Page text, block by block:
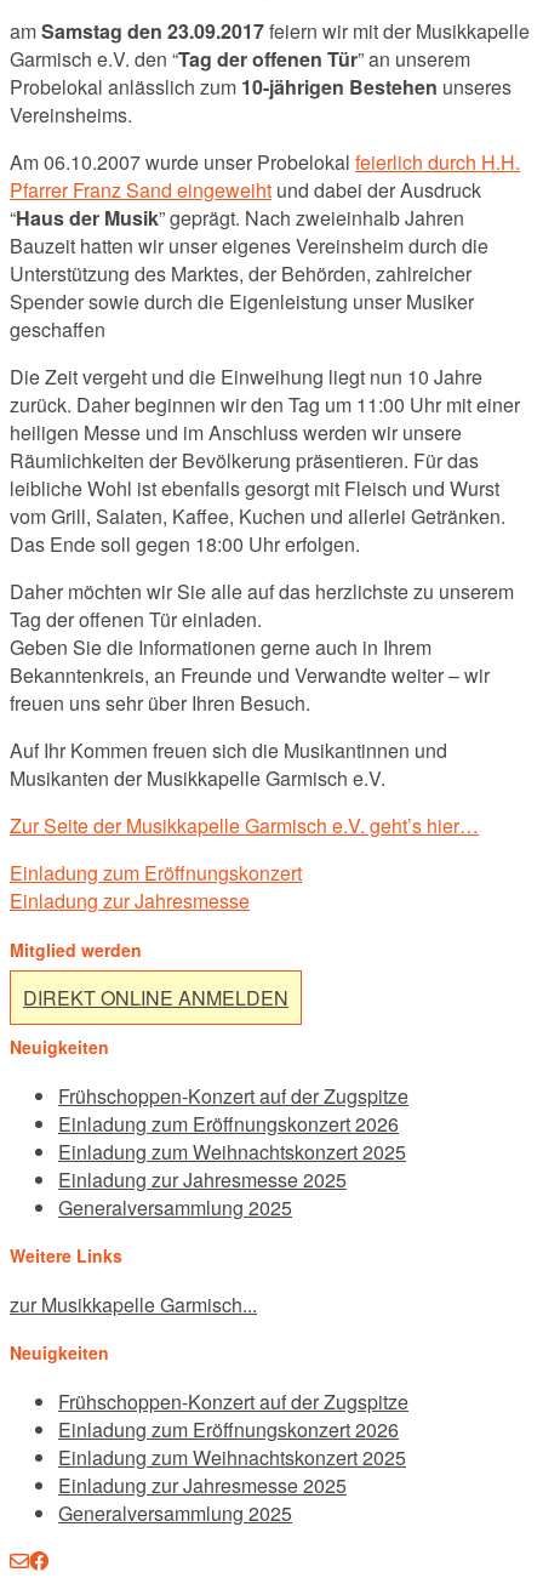
amSamstag den 23.09.2017feiern wir mit der Musikkapelle
Garmisch e.V. den “Tag der offenen Tür” an unserem
Probelokal anlässlich zum 10-jährigen Bestehen unseres
Vereinsheims.
Am 06.10.2007 wurde unser Probelokal feierlich durch H.H.
Pfarrer Franz Sand eingeweiht und dabei der Ausdruck
“Haus der Musik” geprägt. Nach zweieinhalb Jahren
Bauzeit hatten wir unser eigenes Vereinsheim durch die
Unterstützung des Marktes, der Behörden, zahlreicher
Spender sowie durch die Eigenleistung unser Musiker
geschaffen
Die Zeit vergeht und die Einweihung liegt nun 10 Jahre
zurück. Daher beginnen wir den Tag um 11:00 Uhr mit einer
heiligen Messe und im Anschluss werden wir unsere
Räumlichkeiten der Bevölkerung präsentieren. Für das
leibliche Wohl ist ebenfalls gesorgt mit Fleisch und Wurst
vom Grill, Salaten, Kaffee, Kuchen und allerlei Getränken.
Das Ende soll gegen 18:00 Uhr erfolgen.
Daher möchten wir Sie alle auf das herzlichste zu unserem
Tag der offenen Tür einladen.
Geben Sie die Informationen gerne auch in Ihrem
Bekanntenkreis, an Freunde und Verwandte weiter – wir
freuen uns sehr über Ihren Besuch.
Auf Ihr Kommen freuen sich die Musikantinnen und
Musikanten der Musikkapelle Garmisch e.V.
Zur Seite der Musikkapelle Garmisch e.V. geht’s hier…
Post
navigation
Einladung zum Eröffnungskonzert
Einladung zur Jahresmesse
Mitglied werden
DIREKT ONLINE ANMELDEN
Neuigkeiten
Frühschoppen-Konzert auf der Zugspitze
Einladung zum Eröffnungskonzert 2026
Einladung zum Weihnachtskonzert 2025
Einladung zur Jahresmesse 2025
Generalversammlung 2025
Weitere Links
zur Musikkapelle Garmisch...
Neuigkeiten
Frühschoppen-Konzert auf der Zugspitze
Einladung zum Eröffnungskonzert 2026
Einladung zum Weihnachtskonzert 2025
Einladung zur Jahresmesse 2025
Generalversammlung 2025